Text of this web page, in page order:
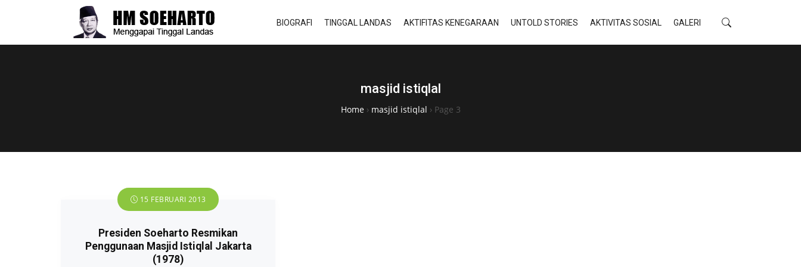
BIOGRAFI TINGGAL LANDAS AKTIFITAS KENEGARAAN UNTOLD STORIES AKTIVITAS SOSIAL GALERI
masjid istiqlal
Home› masjid istiqlal › Page 3
15 FEBRUARI 2013
Presiden Soeharto Resmikan
Penggunaan Masjid Istiqlal Jakarta
(1978)